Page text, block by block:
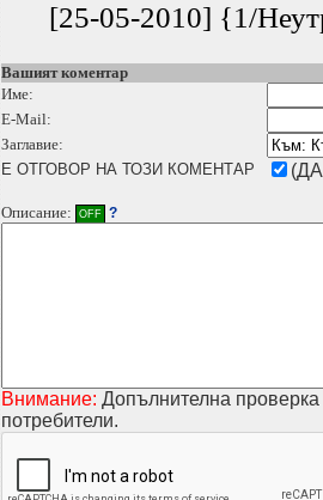
[25-05-2010] {1/
Вашият коментар
Име:
E-Mail:
Заглавие:
Е ОТГОВОР НА ТОЗИ КОМЕНТАР
Описание: OFF ?
Внимание: Допълнителна
потребители.